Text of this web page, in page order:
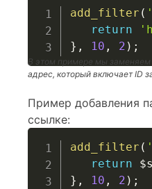
add_filter (
return
} , 10 , 2 ) ;
В этом примере мы заменяем
адрес, который включает ID
Пример добавления
ссылке:
add_filter (
return
} , 10 , 2 ) ;